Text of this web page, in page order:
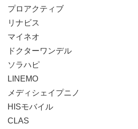
プロアクティブ
リナビス
マイネオ
ドクターワンデル
ソラハピ
LINEMO
メディシェイプニノ
HISモバイル
CLAS